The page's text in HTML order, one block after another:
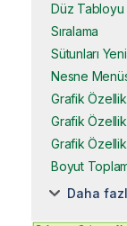
Düz Tabloyu
Sıralama
Sütunları
Nesne
Grafik
Grafik
Grafik
Boyut
Daha